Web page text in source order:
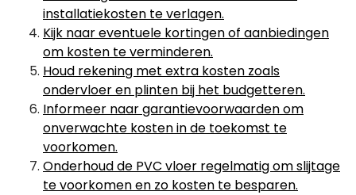
installatiekosten te verlagen.
Kijk naar eventuele kortingen of aanbiedingen
om kosten te verminderen.
Houd rekening met extra kosten zoals
ondervloer en plinten bij het budgetteren.
Informeer naar garantievoorwaarden om
onverwachte kosten in de toekomst te
voorkomen.
Onderhoud de PVC vloer regelmatig om slijtage
te voorkomen en zo kosten te besparen.